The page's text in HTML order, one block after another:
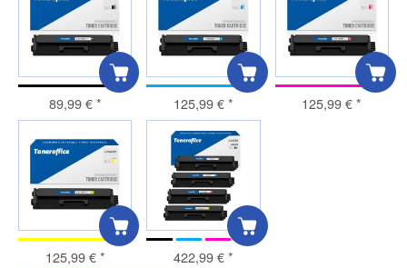
89,99 €* 125,99 €* 125,99 €*
125,99 €* 422,99 €*